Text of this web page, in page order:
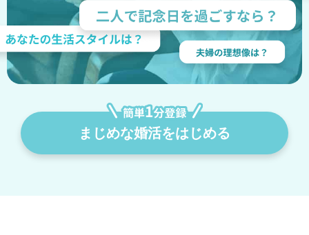
まじめな婚活をはじめる